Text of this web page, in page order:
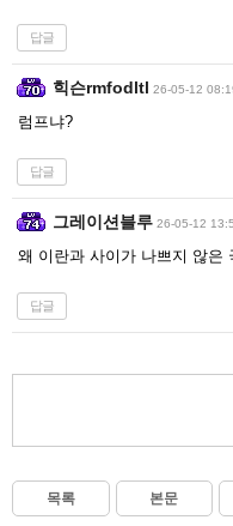
답글
힉슨rmfodltl 26-05-12
럼프냐?
답글
그레이션블루 26-05-12
왜 이란과 사이가 나쁘지 않은
답글
목록 본문